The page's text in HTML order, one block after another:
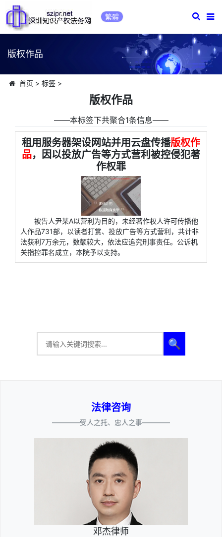
繁體
版权作品
首页 > 标签>
版权作品
――本标签下共聚合1条信息――
租用服务器架设网站并用云盘传播版权作
品，因以投放广告等方式营利被控侵犯著
作权罪
被告人尹某A以营利为目的，未经著作权人许可传播他
人作品731部，以读者打赏、投放广告等方式营利，共计非
法获利7万余元，数额较大，依法应追究刑事责任。公诉机
关指控罪名成立，本院予以支持。
🔍
法律咨询
————受人之托、忠人之事————
邓杰律师